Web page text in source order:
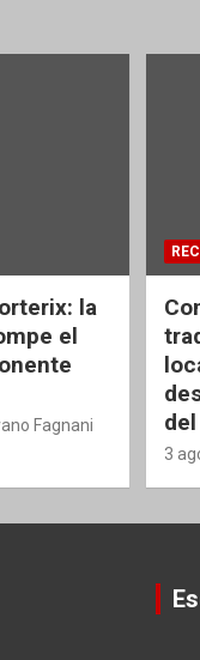
la
el
Fagnani
3